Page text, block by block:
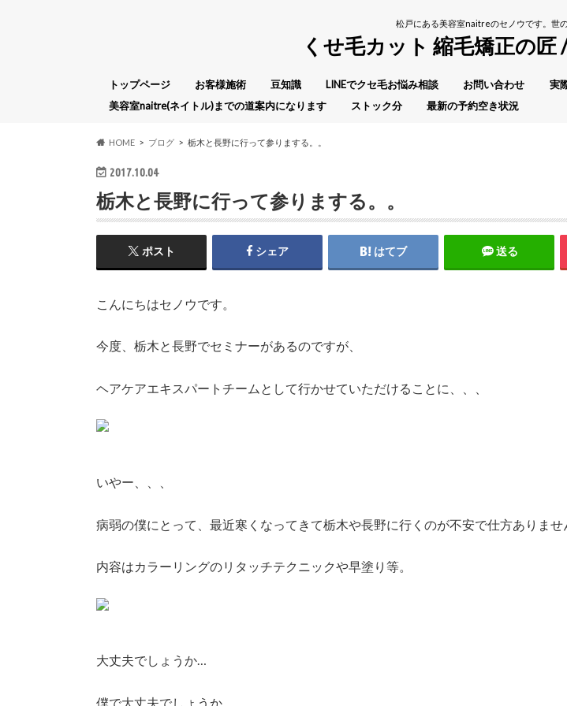
松戸にある美容室naitreのセノウです。世
くせ毛カット 縮毛矯正の
トップページ お客様施術 豆知識 LINEでクセ毛お悩み相談 お問い合わせ 実
美容室naitre(ネイトル)までの道案内になります
ストック分 最新の予約空き状況
HOME ブログ 栃木と長野に行って参りまする。。
2017.10.04
栃木と長野に行って参りまする。。
ポスト シェア はてブ 送る
こんにちはセノウです。
今度、栃木と長野でセミナーがあるのですが、
ヘアケアエキスパートチームとして行かせていただけることに、、、
いやー、、、
病弱の僕にとって、最近寒くなってきて栃木や長野に行くのが不安で仕方ありませ
内容はカラーリングのリタッチテクニックや早塗り等。
大丈夫でしょうか…
僕で大丈夫でしょうか…